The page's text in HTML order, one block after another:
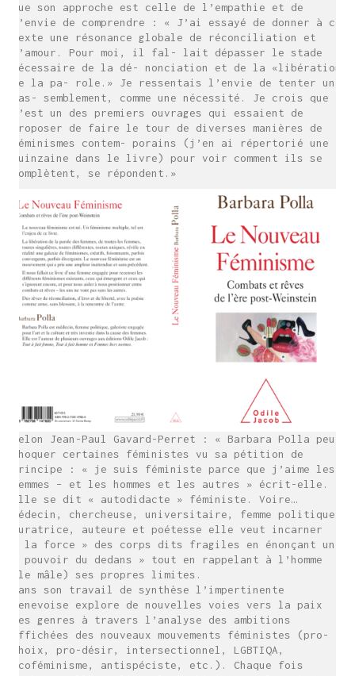
que son approche est celle de l’empathie et de
l’envie de comprendre : « J’ai essayé de donner à ce
texte une résonance globale de réconciliation et
d’amour. Pour moi, il fal- lait dépasser le stade
nécessaire de la dé- nonciation et de la «libération
de la pa- role.» Je ressentais l’envie de tenter un
ras- semblement, comme une nécessité. Je crois que
c’est un des premiers ouvrages qui essaient de
proposer de faire le tour de diverses manières de
féminismes contem- porains (j’en ai répertorié une
quinzaine dans le livre) pour voir comment ils se
complètent, se répondent.»
Selon Jean-Paul Gavard-Perret : « Barbara Polla peut
choquer certaines féministes vu sa pétition de
principe : « je suis féministe parce que j’aime les
femmes – et les hommes et les autres » écrit-elle.
Elle se dit « autodidacte » féministe. Voire…
Médecin, chercheuse, universitaire, femme politique,
curatrice, auteure et poétesse elle veut incarner
« la force » des corps dits fragiles en énonçant un
« pouvoir du dedans » tout en rappelant à l’homme
(le mâle) ses propres limites.
Dans son travail de synthèse l’impertinente
genevoise explore de nouvelles voies vers la paix
des genres à travers l’analyse des ambitions
affichées des nouveaux mouvements féministes (pro-
choix, pro-désir, intersectionnel, LGBTIQA,
écoféminisme, antispéciste, etc.). Chaque fois